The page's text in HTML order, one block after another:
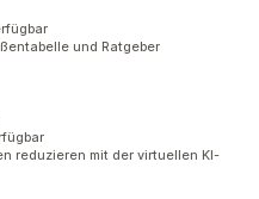
und Ratgeber
reduzieren mit der virtuellen KI-